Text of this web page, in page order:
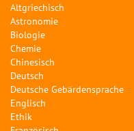
Altgriechisch
Astronomie
Biologie
Chemie
Chinesisch
Deutsch
Deutsche Gebärdensprache
Englisch
Ethik